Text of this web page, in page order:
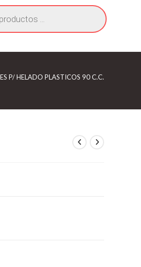
P/ HELADO PLASTICOS 90 C.C.